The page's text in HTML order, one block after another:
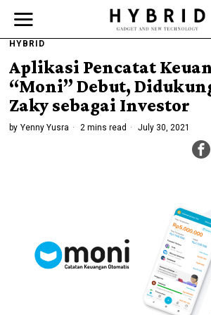
HYBRID
Aplikasi Pencatat
“Moni” Debut,
Zaky sebagai Investor
by Yenny Yusra 2 mins read July 30, 2021